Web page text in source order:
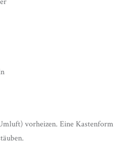
vorheizen. Eine Kastenform